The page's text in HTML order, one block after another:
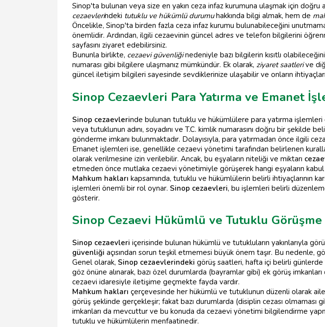
Sinop'ta bulunan veya size en yakın ceza infaz kurumuna ulaşmak için
cezaevlerindeki tutuklu ve hükümlü durumuhakkında bilgi almak, hem de
Öncelikle, Sinop'ta birden fazla ceza infaz kurumu bulunabileceğini
önemlidir. Ardından, ilgili cezaevinin güncel adres ve telefon bilgilerini
sayfasını ziyaret edebilirsiniz.
Bununla birlikte, cezaevi güvenliğinedeniyle bazı bilgilerin kısıtlı
numarası gibi bilgilere ulaşmanız mümkündür. Ek olarak, ziyaret saatlerive
güncel iletişim bilgileri sayesinde sevdiklerinize ulaşabilir ve onların
Sinop Cezaevleri Para Yatırma ve Emanet
Sinop cezaevlerinde bulunan tutuklu ve hükümlülere para yatırma işlemleri
veya tutuklunun adını, soyadını ve T.C. kimlik numarasını doğru bir şekilde
gönderme imkanı bulunmaktadır. Dolayısıyla, para yatırmadan önce ilgili
Emanet işlemleri ise, genellikle cezaevi yönetimi tarafından belirlenen
olarak verilmesine izin verilebilir. Ancak, bu eşyaların niteliği ve miktarı
etmeden önce mutlaka cezaevi yönetimiyle görüşerek hangi eşyaların
Mahkum hakları kapsamında, tutuklu ve hükümlülerin belirli ihtiyaçlarının
işlemleri önemli bir rol oynar. Sinop cezaevleri, bu işlemleri belirli
gösterir.
Sinop Cezaevi Hükümlü ve Tutuklu
Sinop cezaevleri içerisinde bulunan hükümlü ve tutukluların yakınlarıyla
güvenliği açısından sorun teşkil etmemesi büyük önem taşır. Bu
Genel olarak, Sinop cezaevlerindeki görüş saatleri, hafta içi belirli
göz önüne alınarak, bazı özel durumlarda (bayramlar gibi) ek görüş
cezaevi idaresiyle iletişime geçmekte fayda vardır.
Mahkum hakları çerçevesinde her hükümlü ve tutuklunun düzenli olarak
görüş şeklinde gerçekleşir; fakat bazı durumlarda (disiplin cezası olmaması
imkanları da mevcuttur ve bu konuda da cezaevi yönetimi bilgilendirme
tutuklu ve hükümlülerin menfaatinedir.